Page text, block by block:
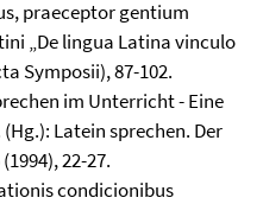
praeceptor gentium
„De lingua Latina vinculo
Symposii), 87-102.
im Unterricht - Eine
Latein sprechen. Der
22-27.
condicionibus